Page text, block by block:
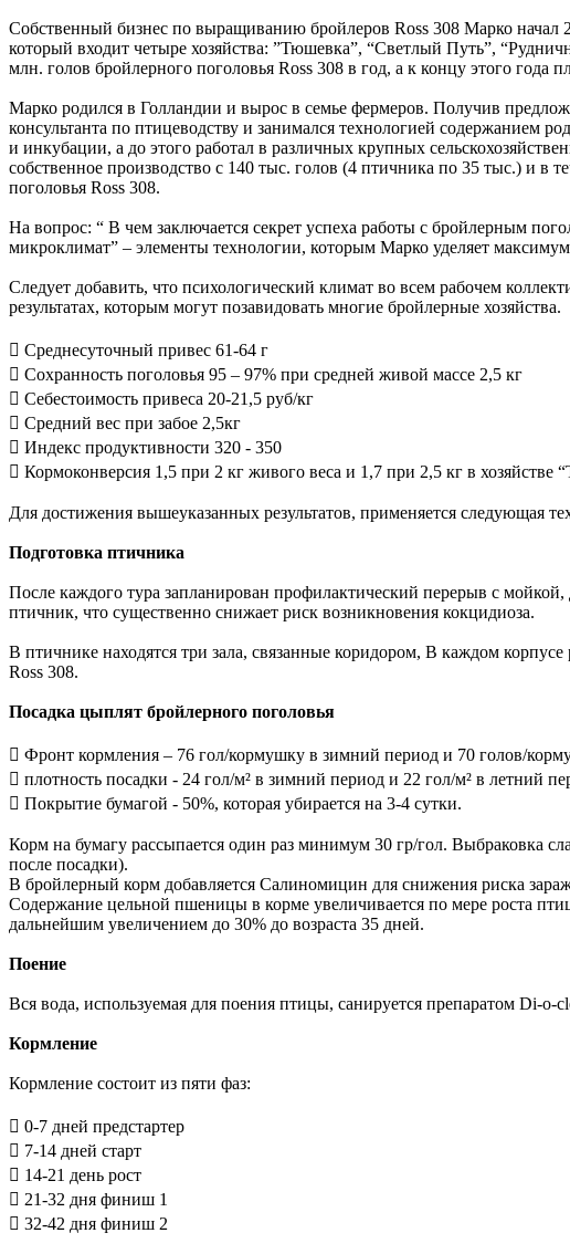
Собственный бизнес по выращиванию бройлеров Ross 308 Марко начал
который входит четыре хозяйства: ”Тюшевка”, “Светлый Путь”,
млн. голов бройлерного поголовья Ross 308 в год, а к концу этого года
Марко родился в Голландии и вырос в семье фермеров. Получив
консультанта по птицеводству и занимался технологией содержанием
и инкубации, а до этого работал в различных крупных
собственное производство с 140 тыс. голов (4 птичника по 35 тыс.) и в
поголовья Ross 308.
На вопрос: “ В чем заключается секрет успеха работы с бройлерным
микроклимат” – элементы технологии, которым Марко уделяет
Следует добавить, что психологический климат во всем рабочем
результатах, которым могут позавидовать многие бройлерные хозяйства.
 Среднесуточный привес 61-64 г
 Сохранность поголовья 95 – 97% при средней живой массе 2,5 кг
 Себестоимость привеса 20-21,5 руб/кг
 Средний вес при забое 2,5кг
 Индекс продуктивности 320 - 350
 Кормоконверсия 1,5 при 2 кг живого веса и 1,7 при 2,5 кг в хозяйстве
Для достижения вышеуказанных результатов, применяется следующая
Подготовка птичника
После каждого тура запланирован профилактический перерыв с
птичник, что существенно снижает риск возникновения кокцидиоза.
В птичнике находятся три зала, связанные коридором, В каждом
Ross 308.
Посадка цыплят бройлерного поголовья
 Фронт кормления – 76 гол/кормушку в зимний период и 70 голов/
 плотность посадки - 24 гол/м² в зимний период и 22 гол/м² в летний
 Покрытие бумагой - 50%, которая убирается на 3-4 сутки.
Корм на бумагу рассыпается один раз минимум 30 гр/гол. Выбраковка
после посадки).
В бройлерный корм добавляется Салиномицин для снижения риска
Содержание цельной пшеницы в корме увеличивается по мере роста
дальнейшим увеличением до 30% до возраста 35 дней.
Поение
Вся вода, используемая для поения птицы, санируется препаратом Di-о-
Кормление
Кормление состоит из пяти фаз:
 0-7 дней предстартер
 7-14 дней старт
 14-21 день рост
 21-32 дня финиш 1
 32-42 дня финиш 2